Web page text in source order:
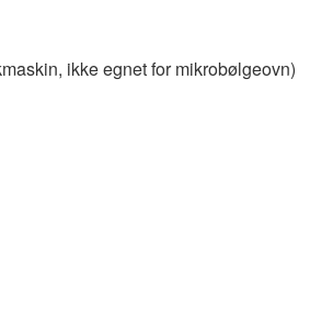
ikke egnet for mikrobølgeovn)